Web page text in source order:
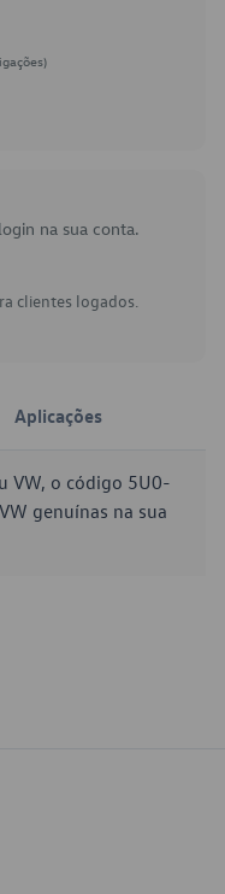
na sua conta.
clientes logados.
Aplicações
VW, o código 5U0-
genuínas na sua